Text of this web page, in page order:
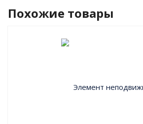
Похожие товары